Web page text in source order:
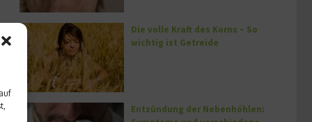
Die volle Kraft des Korns – So
wichtig ist Getreide
Entzündung der Nebenhöhlen: